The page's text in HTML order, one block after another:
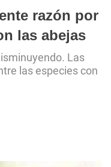
razón por
las abejas
Las
las especies con